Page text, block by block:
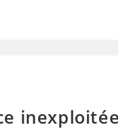
inexploitée